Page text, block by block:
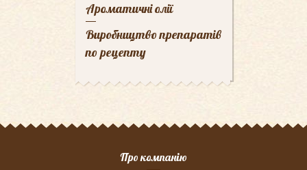
Ароматичні олії
Виробництво препаратів
по рецепту
Про компанію